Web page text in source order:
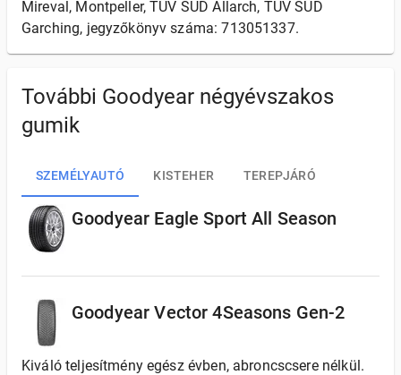
Mireval, Montpeller, TÜV SÜD Allarch, TÜV SÜD
Garching, jegyzőkönyv száma: 713051337.
További Goodyear négyévszakos
gumik
SZEMÉLYAUTÓ KISTEHER TEREPJÁRÓ
Goodyear Eagle Sport All Season
Goodyear Vector 4Seasons Gen-2
Kiváló teljesítmény egész évben, abroncscsere nélkül.